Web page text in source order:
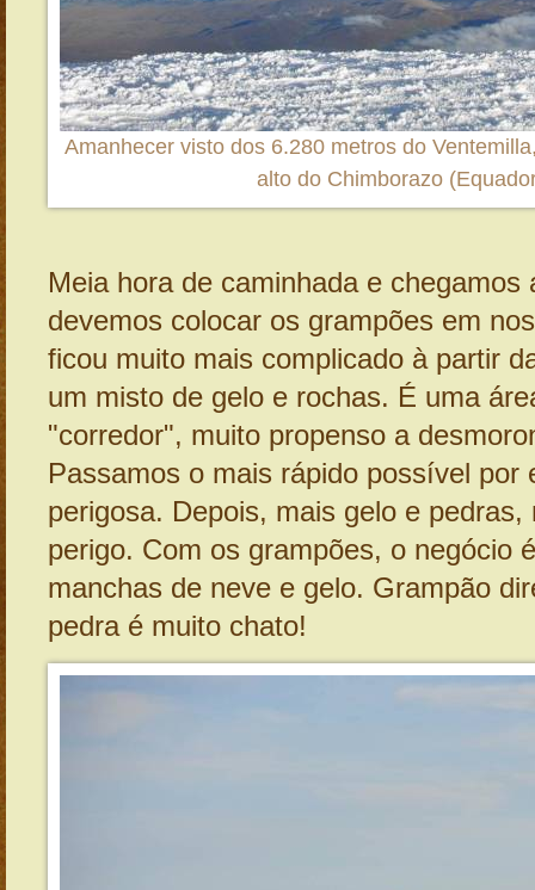
Amanhecer visto dos 6.280 metros do
alto do Chimborazo
Meia hora de caminhada e chegamos
devemos colocar os grampões em
ficou muito mais complicado à partir
um misto de gelo e rochas. É uma
"corredor", muito propenso a
Passamos o mais rápido possível por
perigosa. Depois, mais gelo e pedras,
perigo. Com os grampões, o negócio
manchas de neve e gelo. Grampão
pedra é muito chato!